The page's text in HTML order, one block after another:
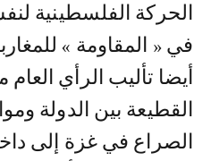
الحركة الفلسطينية
في « المقاومة »
أيضا تأليب الرأي
القطيعة بين الدولة
الصراع في غزة إلى